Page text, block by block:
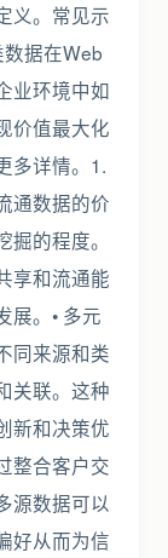
义。常见示
据在Web
业环境中如
价值最大化
多详情。1.
通数据的价
的程度。
享和流通能
展。• 多元
同来源和类
关联。这种
新和决策优
整合客户交
源数据可以
好从而为信